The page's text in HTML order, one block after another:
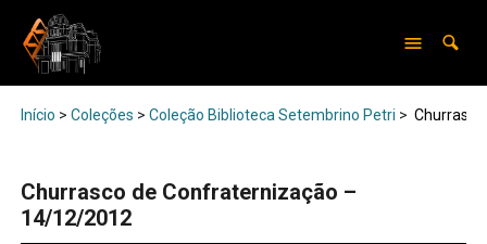
Início > Coleções > Coleção Biblioteca Setembrino Petri >
Churrasco de Confraternização –
14/12/2012